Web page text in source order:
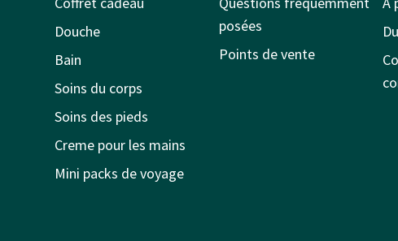
Douche
Bain
Soins du corps
Soins des pieds
Creme pour les mains
Mini packs de voyage
posées
Points de vente